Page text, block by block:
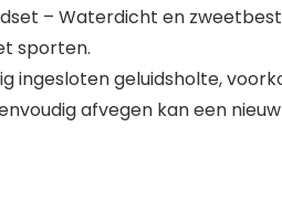
– Waterdicht en
sporten.
ingesloten geluidsholte,
afvegen kan een